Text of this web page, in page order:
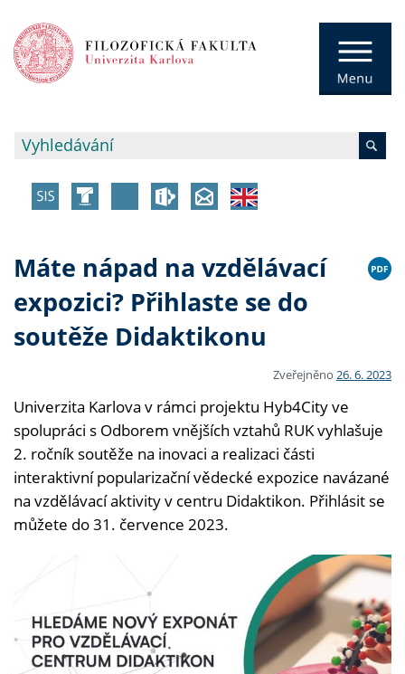
Máte nápad na vzdělávací
expozici? Přihlaste se do
soutěže Didaktikonu
Zveřejněno 26. 6. 2023
Univerzita Karlova v rámci projektu Hyb4City ve
spolupráci s Odborem vnějších vztahů RUK vyhlašuje
2. ročník soutěže na inovaci a realizaci části
interaktivní popularizační vědecké expozice navázané
na vzdělávací aktivity v centru Didaktikon. Přihlásit se
můžete do 31. července 2023.